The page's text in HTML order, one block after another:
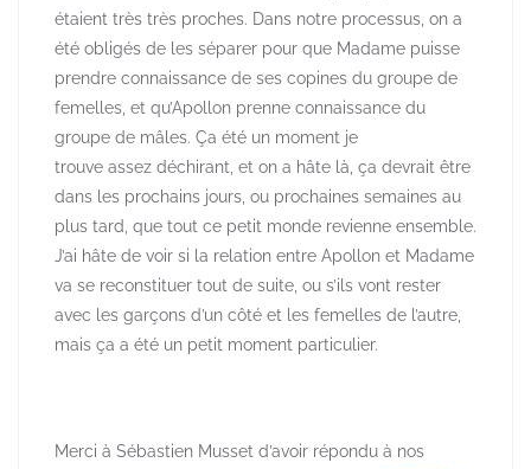
étaient très très proches. Dans notre processus, on a
été obligés de les séparer pour que Madame puisse
prendre connaissance de ses copines du groupe de
femelles, et qu’Apollon prenne connaissance du
groupe de mâles. Ça été un moment je
trouve assez déchirant, et on a hâte là, ça devrait être
dans les prochains jours, ou prochaines semaines au
plus tard, que tout ce petit monde revienne ensemble.
J’ai hâte de voir si la relation entre Apollon et Madame
va se reconstituer tout de suite, ou s’ils vont rester
avec les garçons d’un côté et les femelles de l’autre,
mais ça a été un petit moment particulier.
Merci à Sébastien Musset d’avoir répondu à nos